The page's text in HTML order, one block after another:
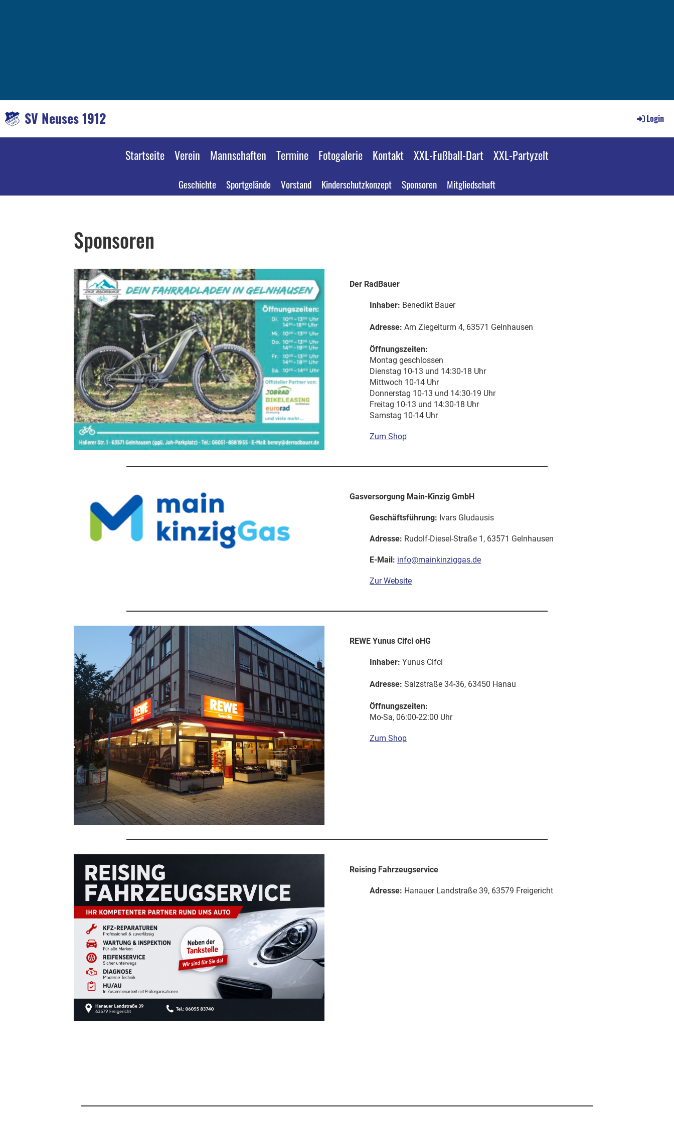
SV Neuses 1912 Login
Startseite Verein Mannschaften Termine Fotogalerie Kontakt XXL-Fußball-Dart XXL-Partyzelt
Geschichte Sportgelände Vorstand Kinderschutzkonzept Sponsoren Mitgliedschaft
Sponsoren
Der RadBauer
Inhaber: Benedikt Bauer
Adresse: Am Ziegelturm 4, 63571 Gelnhausen
Öffnungszeiten:
Montag geschlossen
Dienstag 10-13 und 14:30-18 Uhr
Mittwoch 10-14 Uhr
Donnerstag 10-13 und 14:30-19 Uhr
Freitag 10-13 und 14:30-18 Uhr
Samstag 10-14 Uhr
Zum Shop
Gasversorgung Main-Kinzig GmbH
Geschäftsführung: Ivars Gludausis
Adresse: Rudolf-Diesel-Straße 1, 63571 Gelnhausen
E-Mail: info@mainkinziggas.de
Zur Website
REWE Yunus Cifci oHG
Inhaber: Yunus Cifci
Adresse: Salzstraße 34-36, 63450 Hanau
Öffnungszeiten:
Mo-Sa, 06:00-22:00 Uhr
Zum Shop
Reising Fahrzeugservice
Adresse: Hanauer Landstraße 39, 63579 Freigericht